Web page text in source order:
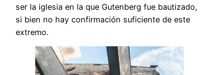
ser la iglesia en la que Gutenberg fue bautizado,
si bien no hay confirmación suficiente de este
extremo.